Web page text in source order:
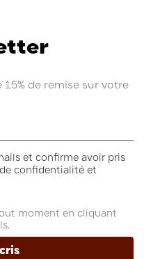
de remise sur votre
et confirme avoir pris
confidentialité et
moment en cliquant